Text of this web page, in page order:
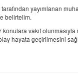
yayımlanan
belirtelim.
konulara vakıf
hayata geçirilmesini